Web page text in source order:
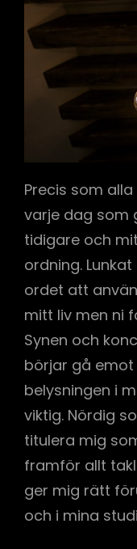
Precis som
varje dag som
tidigare och
ordning.
ordet att
mitt liv men ni
Synen och
börjar gå
belysningen i
viktig. Nördig
titulera mig
framför allt
ger mig rätt
och i mina